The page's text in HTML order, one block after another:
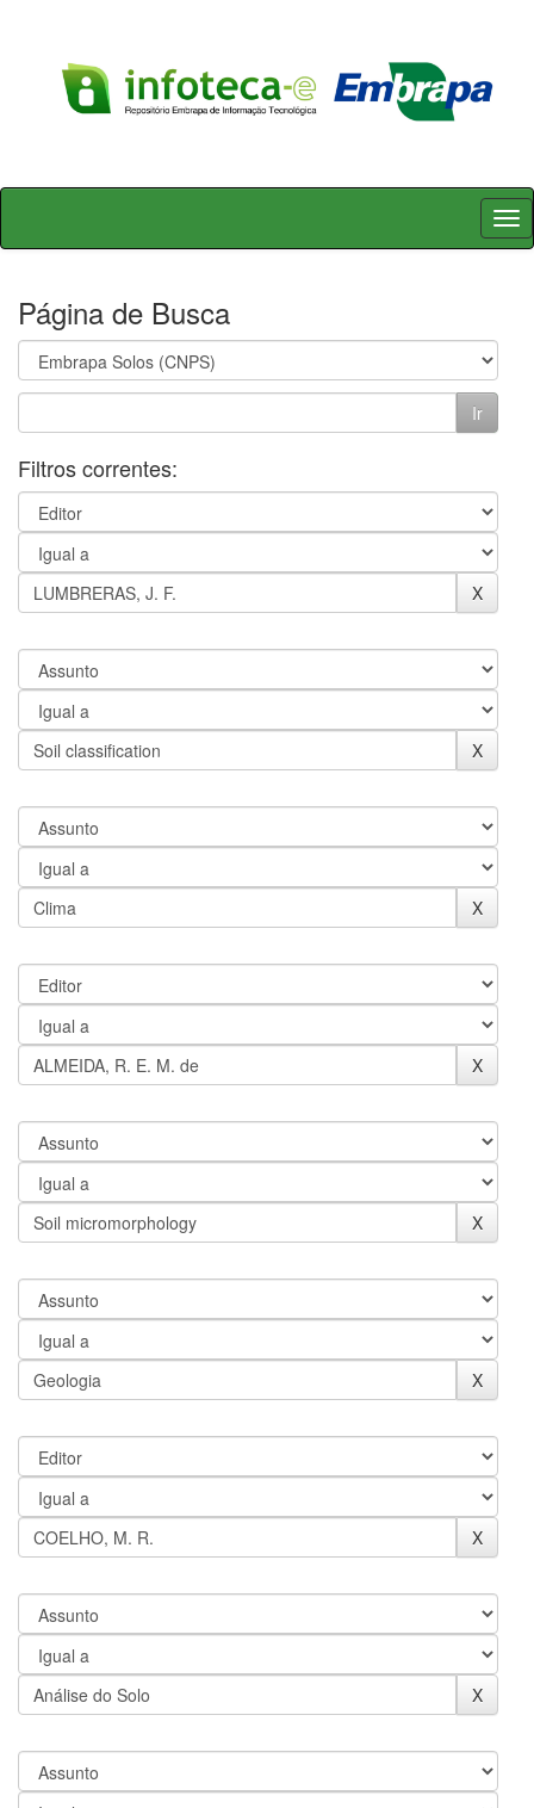
Skip
Página de Busca
Filtros correntes: